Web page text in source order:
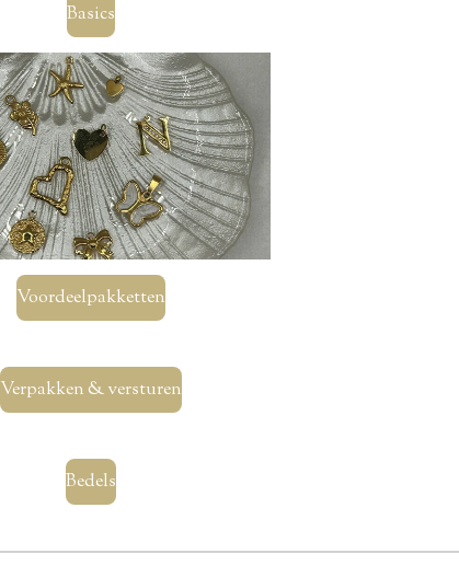
Basics
Voordeelpakketten
Verpakken & versturen
Bedels